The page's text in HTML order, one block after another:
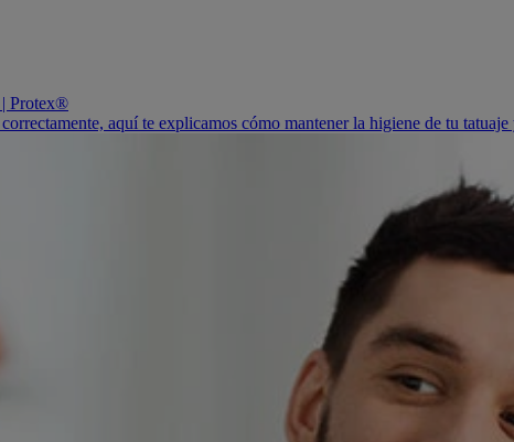
| Protex®
aquí te explicamos cómo mantener la higiene de tu